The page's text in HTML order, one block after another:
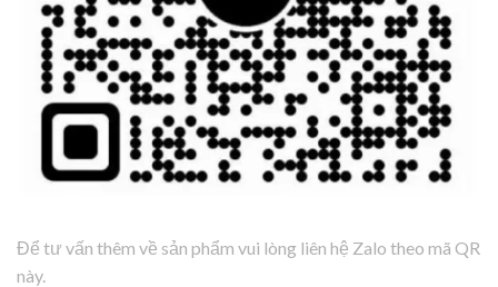
Để tư vấn thêm về sản phẩm vui lòng liên hệ Zalo theo mã QR
này.